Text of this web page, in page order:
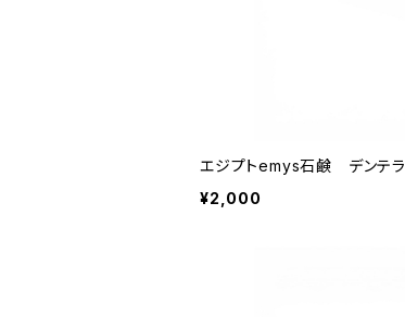
エジプトemys石鹸 デンテラ
¥2,000